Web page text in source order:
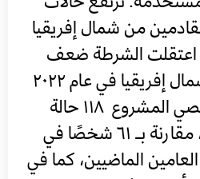
من شمال إفريقيا
الشرطة ضعف
عدد الأشخاص من شمال إفريقيا في عام ٢٠٢٢
مقارنة بعام ٢٠٢١: أحصي المشروع ١١٨ حالة
اعتقال في عام ٢٠٢٢، مقارنة بـ ٦١ شخصًا في
العامين الماضيين، كما في